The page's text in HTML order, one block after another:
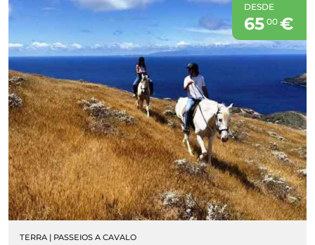
DESDE
65 00€
TERRA | PASSEIOS A CAVALO